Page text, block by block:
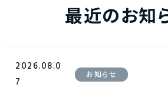
最近のお知
2026.08.0
7
お知らせ